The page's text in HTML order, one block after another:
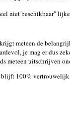
niet beschikbaar"
meteen de
je mag er dus
meteen uitschrijven
100%